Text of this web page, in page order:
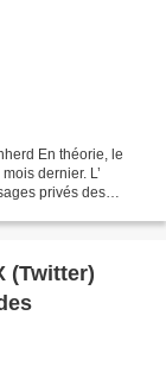
En théorie, le
dernier. L’
privés des
(Twitter)